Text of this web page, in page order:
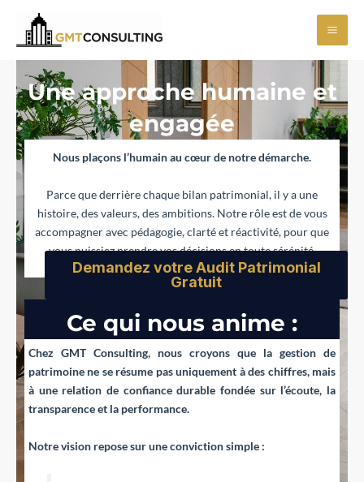
contenu
Une approche humaine et
engagée
Nous plaçons l’humain au cœur de notre démarche.
Parce que derrière chaque bilan patrimonial, il y a une
histoire, des valeurs, des ambitions. Notre rôle est de vous
accompagner avec pédagogie, clarté et réactivité, pour que
vous puissiez prendre vos décisions en toute sérénité.
Demandez votre Audit Patrimonial
Gratuit
Ce qui nous anime :
Chez GMT Consulting, nous croyons que la gestion de
patrimoine ne se résume pas uniquement à des chiffres, mais
à une relation de confiance durable fondée sur l’écoute, la
transparence et la performance.
Notre vision repose sur une conviction simple :